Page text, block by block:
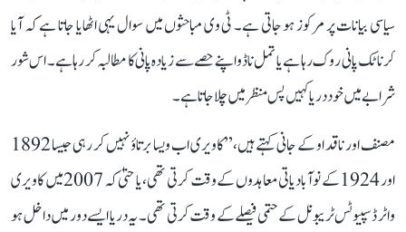
سیاسی بیانات پر مرکوز ہو جاتی ہے۔ ٹی وی مباحثوں میں سوال یہی اٹھایا جاتا ہے کہ آیا
کرناٹک پانی روک رہا ہے یا تمل ناڈو اپنے حصے سے زیادہ پانی کا مطالبہ کر رہا ہے۔ اس شور
شرابے میں خود دریا کہیں پس منظر میں چلا جاتا ہے۔
مصنف اور ناقد او کے جانی کہتے ہیں، ’’کاویری اب ویسا برتاؤ نہیں کر رہی جیسا 1892
اور 1924 کے نوآبادیاتی معاہدوں کے وقت کرتی تھی، یا حتیٰ کہ 2007 میں کاویری
واٹر ڈسپیوٹس ٹریبونل کے حتمی فیصلے کے وقت کرتی تھی۔ یہ دریا ایسے دور میں داخل ہو